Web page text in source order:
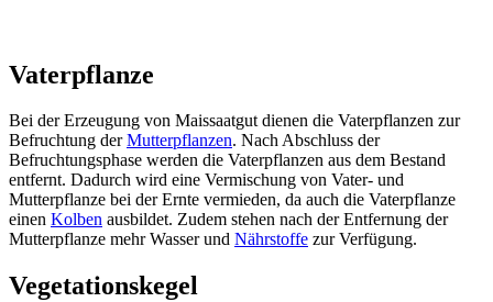
Vaterpflanze
Bei der Erzeugung von Maissaatgut dienen die Vaterpflanzen zur
Befruchtung derMutterpflanzen. Nach Abschluss der
Befruchtungsphase werden die Vaterpflanzen aus dem Bestand
entfernt. Dadurch wird eine Vermischung von Vater- und
Mutterpflanze bei der Ernte vermieden, da auch die Vaterpflanze
einen Kolben ausbildet. Zudem stehen nach der Entfernung der
Mutterpflanze mehr Wasser und Nährstoffe zur Verfügung.
Vegetationskegel